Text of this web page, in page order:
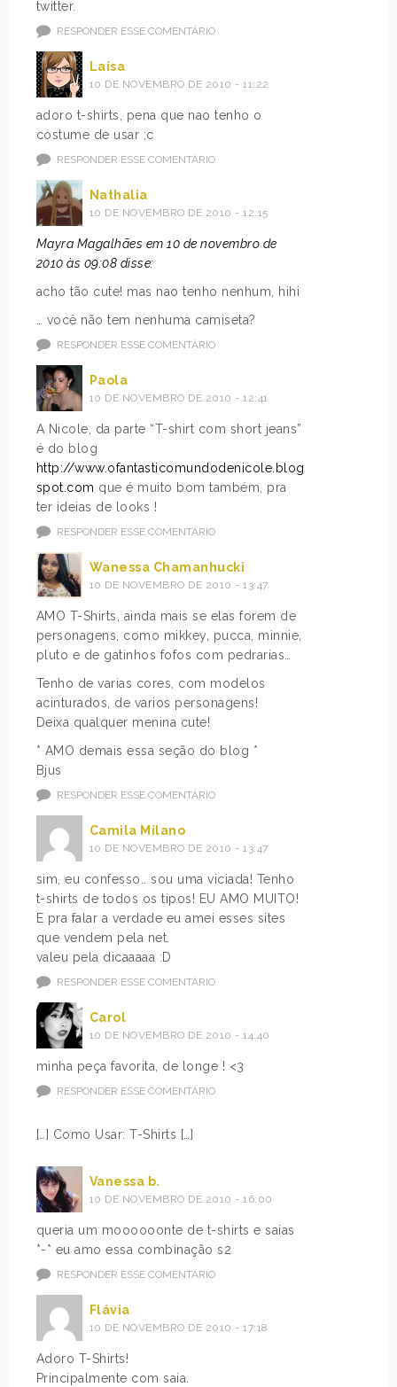
twitter.
RESPONDER ESSE COMENTÁRIO
Laísa
10 DE NOVEMBRO DE 2010 - 11:22
adoro t-shirts, pena que nao tenho o
costume de usar ;c
RESPONDER ESSE COMENTÁRIO
Nathalia
10 DE NOVEMBRO DE 2010 - 12:15
Mayra Magalhães em 10 de novembro de
2010 às 09:08 disse:
acho tão cute! mas nao tenho nenhum, hihi
… você não tem nenhuma camiseta?
RESPONDER ESSE COMENTÁRIO
Paola
10 DE NOVEMBRO DE 2010 - 12:41
A Nicole, da parte “T-shirt com short jeans”
é do blog
http://www.ofantasticomundodenicole.blog
spot.com que é muito bom também, pra
ter ideias de looks !
RESPONDER ESSE COMENTÁRIO
Wanessa Chamanhucki
10 DE NOVEMBRO DE 2010 - 13:47
AMO T-Shirts, ainda mais se elas forem de
personagens, como mikkey, pucca, minnie,
pluto e de gatinhos fofos com pedrarias…
Tenho de varias cores, com modelos
acinturados, de varios personagens!
Deixa qualquer menina cute!
* AMO demais essa seção do blog *
Bjus
RESPONDER ESSE COMENTÁRIO
Camila Milano
10 DE NOVEMBRO DE 2010 - 13:47
sim, eu confesso.. sou uma viciada! Tenho
t-shirts de todos os tipos! EU AMO MUITO!
E pra falar a verdade eu amei esses sites
que vendem pela net.
valeu pela dicaaaaa :D
RESPONDER ESSE COMENTÁRIO
Carol
10 DE NOVEMBRO DE 2010 - 14:40
minha peça favorita, de longe ! <3
RESPONDER ESSE COMENTÁRIO
[…] Como Usar: T-Shirts […]
Vanessa b.
10 DE NOVEMBRO DE 2010 - 16:00
queria um moooooonte de t-shirts e saias
*-* eu amo essa combinação s2
RESPONDER ESSE COMENTÁRIO
Flávia
10 DE NOVEMBRO DE 2010 - 17:18
Adoro T-Shirts!
Principalmente com saia.